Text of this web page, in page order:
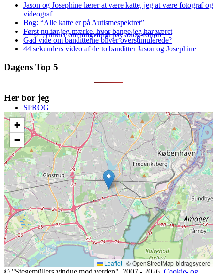
Artikler om langvarigt psykolog-forløb
SPROG
Artikler om sprog
Database med sprogfejl
Jason og Josephine lærer at være katte, jeg at være fotograf og
videograf
Bog: “Alle katte er på Autismespektret”
Først nu tør jeg mærke, hvor bange jeg har været
Gad vide om banditterne bliver overstimulerede?
44 sekunders video af de to banditter Jason og Josephine
Dagens Top 5
Her bor jeg
+
−
Leaflet | © OpenStreetMap-bidragsydere